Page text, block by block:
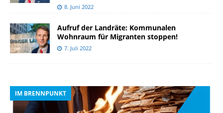
8. Juni 2022
Aufruf der Landräte: Kommunalen
Wohnraum für Migranten stoppen!
7. Juli 2022
IM BRENNPUNKT